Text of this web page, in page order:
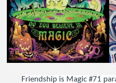
Friendship is Magic #71